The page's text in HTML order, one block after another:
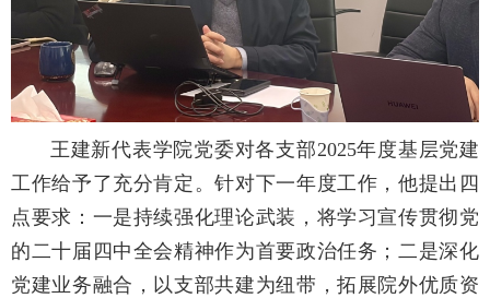
王建新代表学院党委对各支部2025年度基层党建
工作给予了充分肯定。针对下一年度工作，他提出四
点要求：一是持续强化理论武装，将学习宣传贯彻党
的二十届四中全会精神作为首要政治任务；二是深化
党建业务融合，以支部共建为纽带，拓展院外优质资